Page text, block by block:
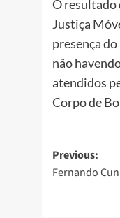
O resultado
Justiça
presença
não
atendidos
Corpo de
Post
Previous:
Fernando